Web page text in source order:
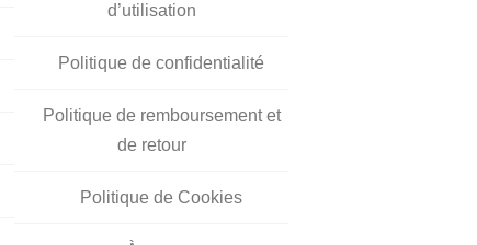
d’utilisation
Politique de confidentialité
Politique de remboursement et
de retour
Politique de Cookies